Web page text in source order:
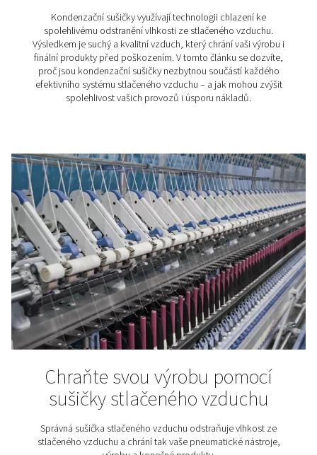
Nejste si jistí, jaký typ sušičky stlačeného vzduchu je
pravý? Díky těmto praktickým tipům uděláte
rozhodnutí. Výběr vhodného řešení závisí na mnoha
od požadované kvality vzduchu přes typ aplikace
provozní náklady.
Sušení stlačeného
ochrana vašich nástrojů
výsledného produktu